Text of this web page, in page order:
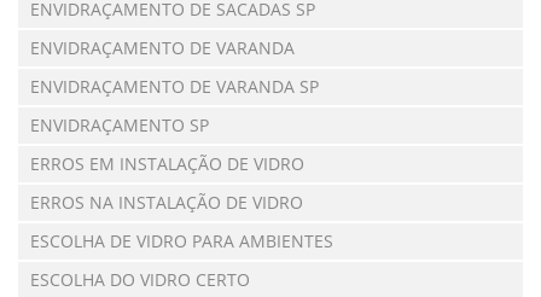
ENVIDRAÇAMENTO DE SACADAS SP
ENVIDRAÇAMENTO DE VARANDA
ENVIDRAÇAMENTO DE VARANDA SP
ENVIDRAÇAMENTO SP
ERROS EM INSTALAÇÃO DE VIDRO
ERROS NA INSTALAÇÃO DE VIDRO
ESCOLHA DE VIDRO PARA AMBIENTES
ESCOLHA DO VIDRO CERTO